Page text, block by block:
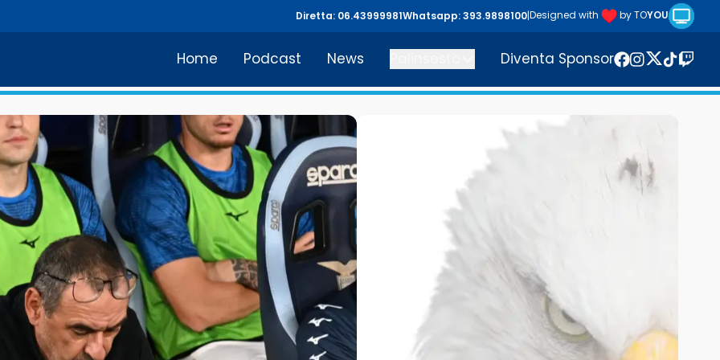
Diretta: 06.43999981Whatsapp: 393.9898100|Designed with by TOYOU
Home Podcast News
Diventa Sponsor
Twitter